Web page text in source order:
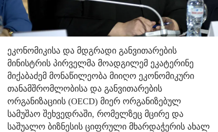
ეკონომიკისა და მდგრადი განვითარების
მინისტრის პირველმა მოადგილემ ეკატერინე
მიქაბაძემ მონაწილეობა მიიღო ეკონომიკური
თანამშრომლობისა და განვითარების
ორგანიზაციის (OECD) მიერ ორგანიზებულ
სამუშაო შეხვედრაში, რომელზეც მცირე და
საშუალო ბიზნესის ციფრული მხარდაჭერის ახალ